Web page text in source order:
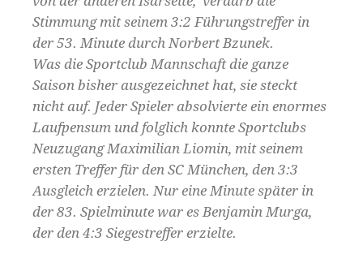
Stimmung mit seinem 3:2 Führungstreffer in
der 53. Minute durch Norbert Bzunek.
Was die Sportclub Mannschaft die ganze
Saison bisher ausgezeichnet hat, sie steckt
nicht auf. Jeder Spieler absolvierte ein enormes
Laufpensum und folglich konnte Sportclubs
Neuzugang Maximilian Liomin, mit seinem
ersten Treffer für den SC München, den 3:3
Ausgleich erzielen. Nur eine Minute später in
der 83. Spielminute war es Benjamin Murga,
der den 4:3 Siegestreffer erzielte.